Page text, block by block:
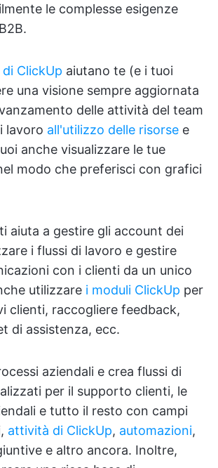
le complesse esigenze
ClickUp aiutano te (e i tuoi
una visione sempre aggiornata
delle attività del team
lavoro all'utilizzo delle risorse e
anche visualizzare le tue
modo che preferisci con grafici
ti aiuta a gestire gli account dei
i flussi di lavoro e gestire
con i clienti da un unico
utilizzare i moduli ClickUp per
clienti, raccogliere feedback,
di assistenza, ecc.
aziendali e crea flussi di
per il supporto clienti, le
e tutto il resto con campi
attività di ClickUp, automazioni,
e altro ancora. Inoltre,